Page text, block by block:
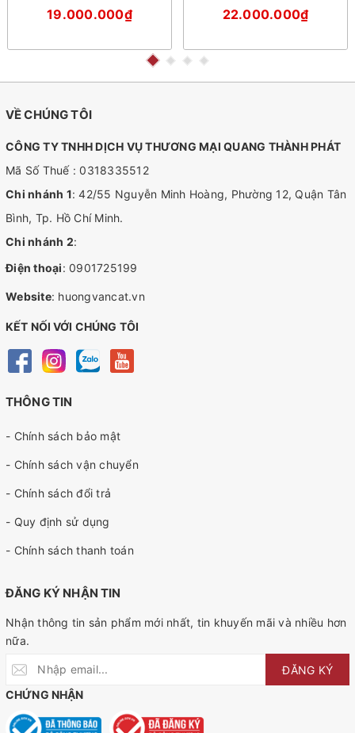
(size cơ bản)
19.000.000₫
(size trung)
22.000.000₫
VỀ CHÚNG TÔI
CÔNG TY TNHH DỊCH VỤ THƯƠNG MẠI QUANG THÀNH PHÁT
Mã Số Thuế : 0318335512
Chi nhánh 1: 42/55 Nguyễn Minh Hoàng, Phường 12, Quận Tân
Bình, Tp. Hồ Chí Minh.
Chi nhánh 2:
Điện thoại: 0901725199
Website: huongvancat.vn
KẾT NỐI VỚI CHÚNG TÔI
THÔNG TIN
- Chính sách bảo mật
- Chính sách vận chuyển
- Chính sách đổi trả
- Quy định sử dụng
- Chính sách thanh toán
ĐĂNG KÝ NHẬN TIN
Nhận thông tin sản phẩm mới nhất, tin khuyến mãi và nhiều hơn
nữa.
ĐĂNG KÝ
CHỨNG NHẬN